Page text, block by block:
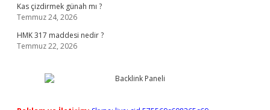
Kas çizdirmek günah mı ?
Temmuz 24, 2026
HMK 317 maddesi nedir ?
Temmuz 22, 2026